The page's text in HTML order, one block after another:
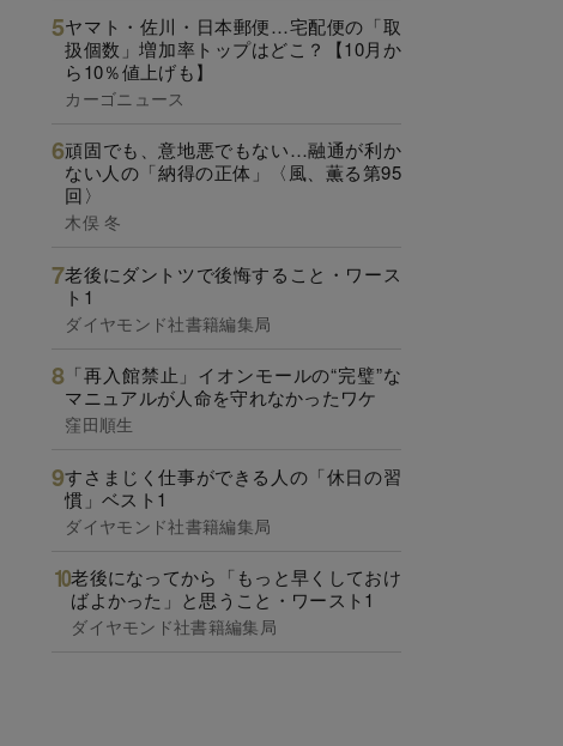
ヤマト・佐川・日本郵便…宅配便の「取
扱個数」増加率トップはどこ？【10月か
ら10％値上げも】
カーゴニュース
頑固でも、意地悪でもない…融通が利か
ない人の「納得の正体」〈風、薫る第95
回〉
木俣 冬
老後にダントツで後悔すること・ワース
ト1
ダイヤモンド社書籍編集局
「再入館禁止」イオンモールの“完璧”な
マニュアルが人命を守れなかったワケ
窪田順生
すさまじく仕事ができる人の「休日の習
慣」ベスト1
ダイヤモンド社書籍編集局
老後になってから「もっと早くしておけ
ばよかった」と思うこと・ワースト1
ダイヤモンド社書籍編集局